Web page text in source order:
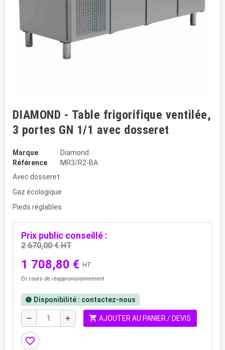
DIAMOND - Table frigorifique ventilée,
3 portes GN 1/1 avec dosseret
Marque
Diamond
Référence
MR3/R2-BA
Avec dosseret
Gaz écologique
Pieds réglables
Prix public conseillé :
2 670,00 € HT
1 708,80 € HT
En cours de réapprovisionnement
new_releases Disponibilité : contactez-nous
remove add shopping_cart AJOUTER AU PANIER / DEVIS
favorite_border